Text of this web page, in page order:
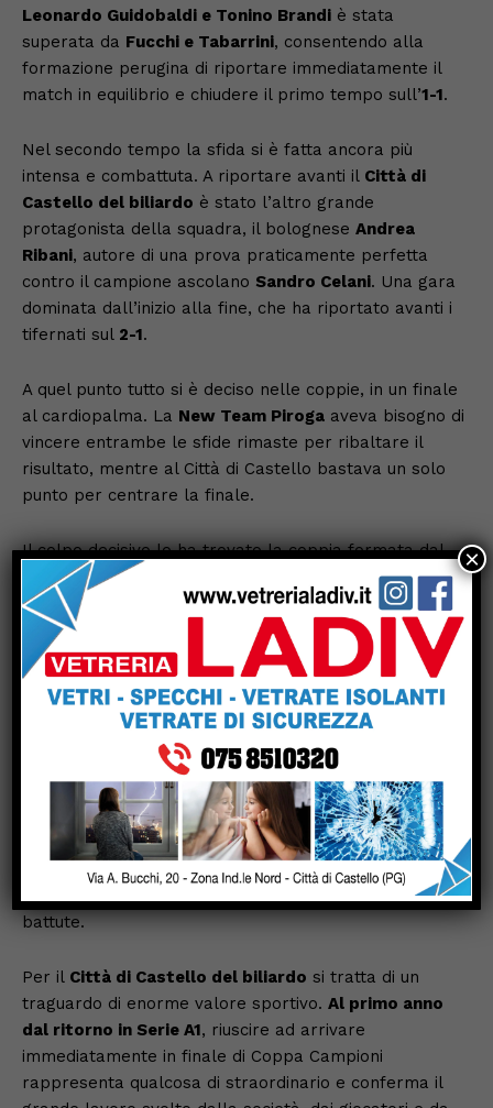
Leonardo Guidobaldi e Tonino Brandi è stata
superata da Fucchi e Tabarrini, consentendo alla
formazione perugina di riportare immediatamente il
match in equilibrio e chiudere il primo tempo sull’1-1.
Nel secondo tempo la sfida si è fatta ancora più
intensa e combattuta. A riportare avanti il Città di
Castello del biliardo è stato l’altro grande
protagonista della squadra, il bolognese Andrea
Ribani, autore di una prova praticamente perfetta
contro il campione ascolano Sandro Celani. Una gara
dominata dall’inizio alla fine, che ha riportato avanti i
tifernati sul 2-1.
A quel punto tutto si è deciso nelle coppie, in un finale
al cardiopalma. La New Team Piroga aveva bisogno di
vincere entrambe le sfide rimaste per ribaltare il
risultato, mentre al Città di Castello bastava un solo
punto per centrare la finale.
Il colpo decisivo lo ha trovato la coppia formata dal
capitano Valerio Cardone
Altero Baldini,
protagonisti del match che ha chiuso definitivamente i
conti. I due hanno avuto la meglio su
Vittorio Brandi e
Massimo Angeletti , conquistando il punto del 3-1e
facendo esplodere la gioia del pubblico tifernate
arrivato a Perugia.
A testimonianza di quanto la semifinale sia stata
equilibrata fino all’ultimo, anche l’altra coppia del
Castello, composta dai giovani della cantera tifernate
Nicola Cavazzi e Mattia Massetti, era ancora in
perfetta parità nel confronto contro Pavoni e Sposini,
in una partita rimasta apertissima fino alle ultime
battute.
Per il Città di Castello del biliardo si tratta di un
traguardo di enorme valore sportivo. Al primo anno
dal ritorno in Serie A1, riuscire ad arrivare
immediatamente in finale di Coppa Campioni
rappresenta qualcosa di straordinario e conferma il
×